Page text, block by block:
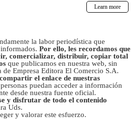
la labor periodística que
Por ello, les recordamos que
comercializar, distribuir, copiar total
que publicamos en nuestra web, sin
Empresa Editora El Comercio S.A.
el enlace de nuestras
puedan acceder a información
desde nuestra fuente oficial.
y disfrutar de todo el contenido
Uds.
y valorar este esfuerzo.